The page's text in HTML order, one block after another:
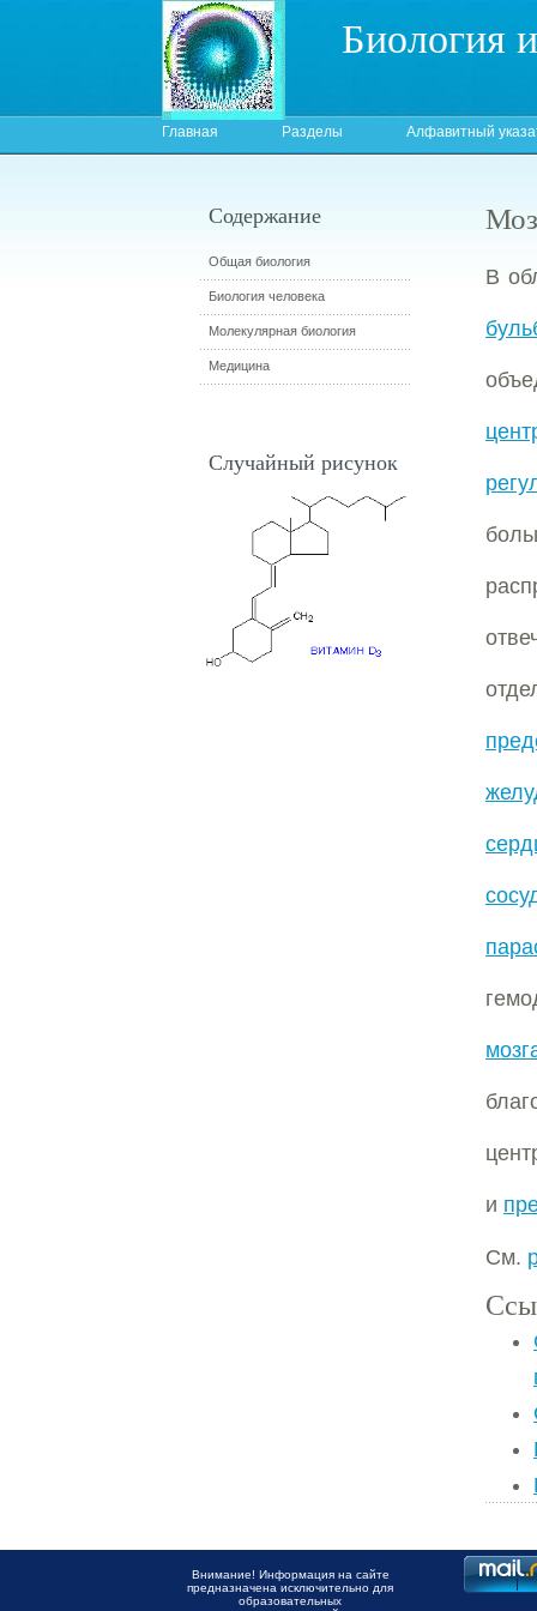
Биология
Главная Разделы Алфавитный
В
и
См.
Содержание
Общая биология
Биология человека
Молекулярная биология
Медицина
Случайный рисунок
Внимание! Информация на сайте
предназначена исключительно для
образовательных